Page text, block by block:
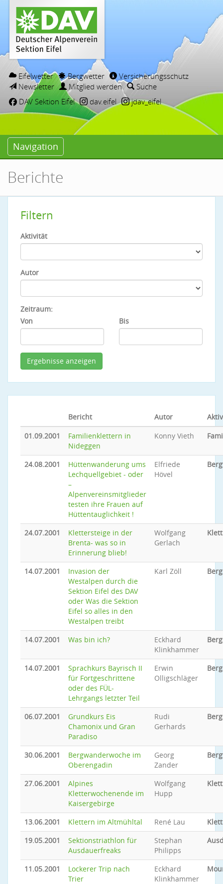
Eifelwetter Bergwetter
Versicherungsschutz
Newsletter
Mitglied werden
Suche
DAV Sektion Eifel
dav.eifel jdav_eifel
Navigation
Berichte
Filtern
Aktivität
Autor
Zeitraum:
Von
Bis
Bericht Autor
01.09.2001
Familienklettern in
Nideggen
Konny Vieth
24.08.2001
Hüttenwanderung ums
Lechquellgebiet - oder
–
Alpenvereinsmitglieder
testen ihre Frauen auf
Hüttentauglichkeit !
Elfriede
Hövel
24.07.2001
Klettersteige in der
Brenta- was so in
Erinnerung blieb!
Wolfgang
Gerlach
14.07.2001
Invasion der
Westalpen durch die
Sektion Eifel des DAV
oder Was die Sektion
Eifel so alles in den
Westalpen treibt
Karl Zöll
14.07.2001 Was bin ich?
Eckhard
Klinkhammer
14.07.2001
Sprachkurs Bayrisch II
für Fortgeschrittene
oder des FÜL-
Lehrgangs letzter Teil
Erwin
Olligschläger
06.07.2001
Grundkurs Eis
Chamonix und Gran
Paradiso
Rudi
Gerhards
30.06.2001
Bergwanderwoche im
Oberengadin
Georg
Zander
27.06.2001
Alpines
Kletterwochenende im
Kaisergebirge
Wolfgang
Hupp
13.06.2001 Klettern im Altmühltal René Lau
19.05.2001
Sektionstriathlon für
Ausdauerfreaks
Stephan
Philipps
11.05.2001
Lockerer Trip nach
Trier
Eckhard
Klinkhammer